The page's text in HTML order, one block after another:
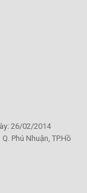
26/02/2014
Phú Nhuận, TP.Hồ